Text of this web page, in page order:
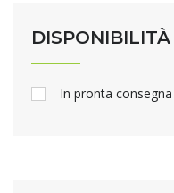
DISPONIBILITÀ
In pronta consegna